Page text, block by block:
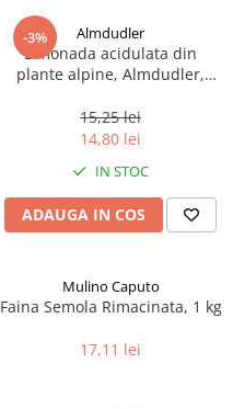
-3% Almdudler
Limonada acidulata din
plante alpine, Almdudler,
15,25 lei
14,80 lei
IN STOC
ADAUGA IN COS
Mulino Caputo
Faina Semola Rimacinata, 1 kg
17,11 lei